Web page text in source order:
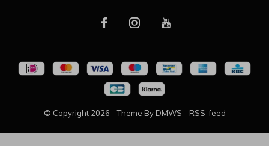
© Copyright 2026 - Theme By DMWS - RSS-feed